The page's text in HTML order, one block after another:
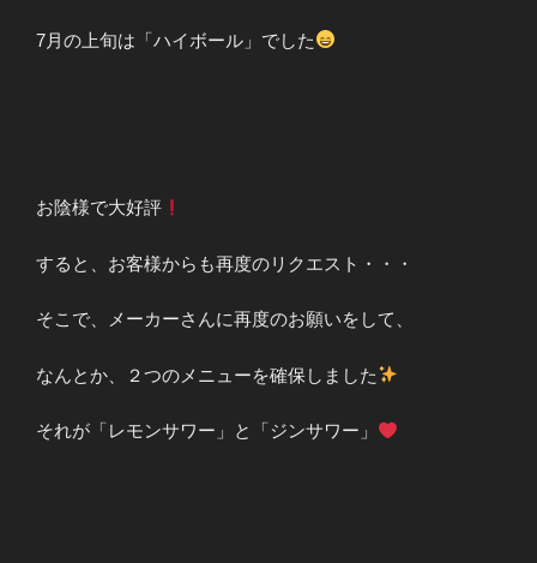
7月の上旬は「ハイボール」でした
お陰様で大好評
すると、お客様からも再度のリクエスト・・・
そこで、メーカーさんに再度のお願いをして、
なんとか、２つのメニューを確保しました
それが「レモンサワー」と「ジンサワー」